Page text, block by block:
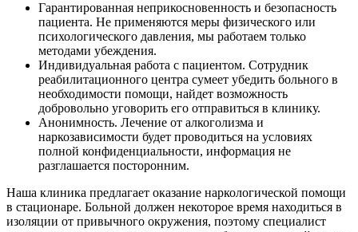
Гарантированная неприкосновенность и безопасность
пациента. Не применяются меры физического или
психологического давления, мы работаем только
методами убеждения.
Индивидуальная работа с пациентом. Сотрудник
реабилитационного центра сумеет убедить больного в
необходимости помощи, найдет возможность
добровольно уговорить его отправиться в клинику.
Анонимность. Лечение от алкоголизма и
наркозависимости будет проводиться на условиях
полной конфиденциальности, информация не
разглашается посторонним.
Наша клиника предлагает оказание наркологической помощи
в стационаре. Больной должен некоторое время находиться в
изоляции от привычного окружения, поэтому специалист